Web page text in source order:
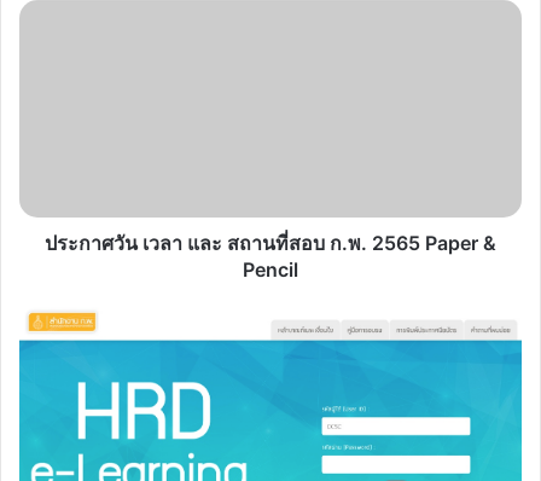
ประกาศ
2565 Paper
ประกาศวัน เวลา และ สถานที่สอบ ก.พ. 2565 Paper &
Pencil
หลักสูตร
ฝึก
สำนักงาน
ก.พ.